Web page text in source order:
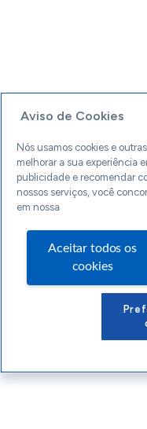
Aviso de Cookies
Nós usamos cookies e
melhorar a sua experiência
publicidade e recomendar
nossos serviços, você
em nossa
Aceitar todos os
cookies